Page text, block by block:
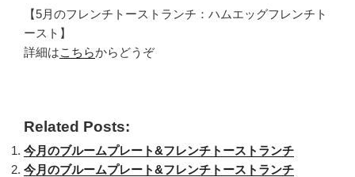
【5月のフレンチトーストランチ：ハムエッグフレンチト
ースト】
詳細はこちらからどうぞ
Related Posts:
今月のブルームプレート&フレンチトーストランチ
今月のブルームプレート&フレンチトーストランチ